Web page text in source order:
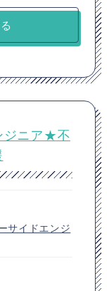
ジニア★不
サイドエンジ